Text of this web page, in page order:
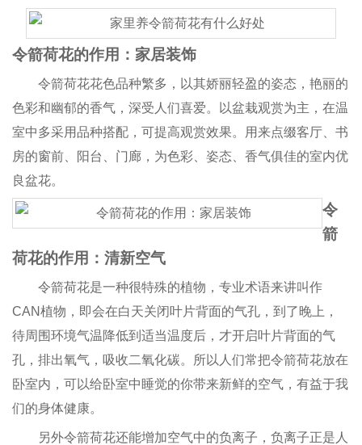
令箭荷花的作用：家居装饰
令箭荷花花色品种繁多，以其娇丽轻盈的姿态，艳丽的
色彩和幽郁的香气，深受人们喜爱。以盆栽观赏为主，在温
室中多采用品种搭配，可提高观赏效果。用来点缀客厅、书
房的窗前、阳台、门廊，为色彩、姿态、香气俱佳的室内优
良盆花。
令
箭
荷花的作用：清新空气
令箭荷花是一种很特殊的植物，专业术语来讲叫作
CAN植物，即会在白天关闭叶片背面的气孔，到了晚上，
待周围环境气温降低到适当温度后，才开启叶片背面的气
孔，排出氧气，吸收二氧化碳。所以人们常把令箭荷花放在
卧室内，可以给卧室中睡觉的你带来新鲜的空气，有益于我
们的身体健康。
另外令箭荷花还能增加空气中的负离子，负离子正是人